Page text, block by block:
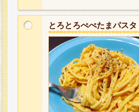
とろとろぺぺたまパスタ